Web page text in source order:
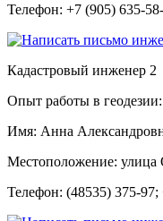
Телефон: +7 (905) 635-
Кадастровый инженер 2
Опыт работы в геодезии:
Имя: Анна
Местоположение: улица
Телефон: (48535) 375-